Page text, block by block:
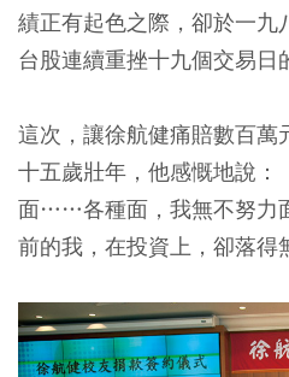
績正有起色之際，卻於一九
台股連續重挫十九個交易日
這次，讓徐航健痛賠數百萬
十五歲壯年，他感慨地說：
面……各種面，我無不努力
前的我，在投資上，卻落得